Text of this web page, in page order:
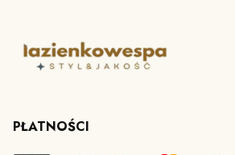
PŁATNOŚCI